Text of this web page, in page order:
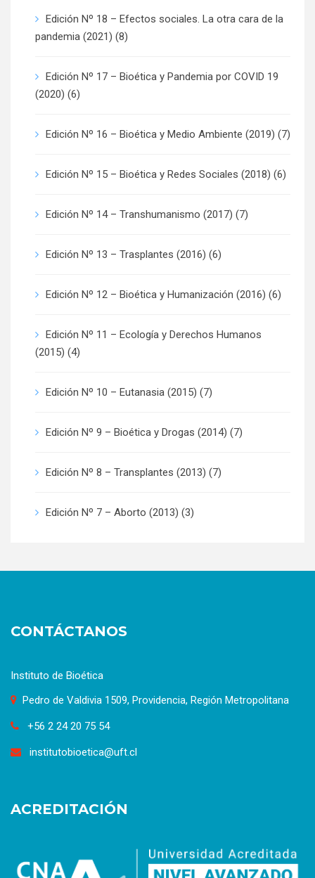
Edición Nº 18 – Efectos sociales. La otra cara de la
pandemia (2021) (8)
Edición Nº 17 – Bioética y Pandemia por COVID 19
(2020) (6)
Edición Nº 16 – Bioética y Medio Ambiente (2019) (7)
Edición Nº 15 – Bioética y Redes Sociales (2018) (6)
Edición Nº 14 – Transhumanismo (2017) (7)
Edición Nº 13 – Trasplantes (2016) (6)
Edición Nº 12 – Bioética y Humanización (2016) (6)
Edición Nº 11 – Ecología y Derechos Humanos
(2015) (4)
Edición Nº 10 – Eutanasia (2015) (7)
Edición Nº 9 – Bioética y Drogas (2014) (7)
Edición Nº 8 – Transplantes (2013) (7)
Edición Nº 7 – Aborto (2013) (3)
CONTÁCTANOS
Instituto de Bioética
Pedro de Valdivia 1509, Providencia, Región Metropolitana
+56 2 24 20 75 54
institutobioetica@uft.cl
ACREDITACIÓN